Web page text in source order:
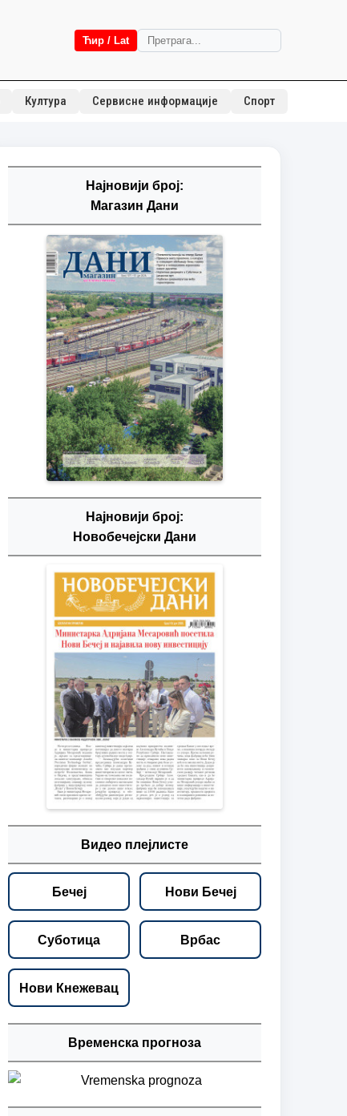
Ћир / Lat
Култура Сервисне информације Спорт
Најновији број:
Магазин Дани
Најновији број:
Новобечејски Дани
Видео плејлисте
Бечеј Нови Бечеј
Суботица Врбас
Нови Кнежевац
Временска прогноза